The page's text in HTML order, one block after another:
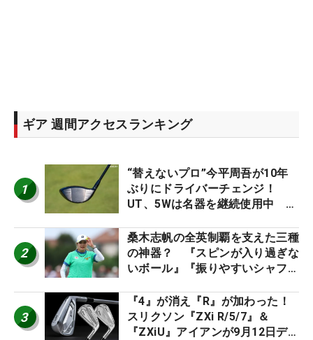
ギア 週間アクセスランキング
1
“替えないプロ”今平周吾が10年
ぶりにドライバーチェンジ！
UT、5Wは名器を継続使用中 #
2
桑木志帆の全英制覇を支えた三種
の神器？ 『スピンが入り過ぎな
いボール』『振りやすいシャフ
ー』 #女子プロセッティング
3
『4』が消え『R』が加わった！
スリクソン『ZXi R/5/7』＆
『ZXiU』アイアンが9月12日デ